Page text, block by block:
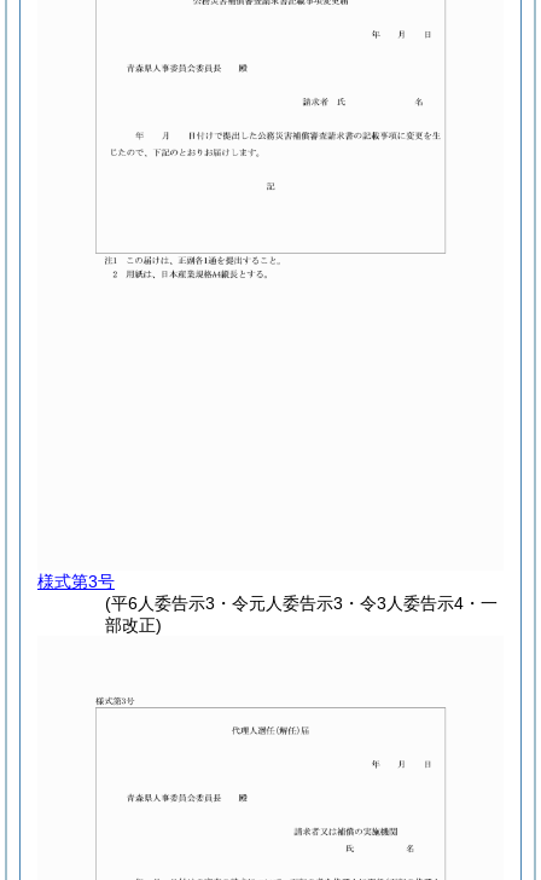
様式第3号
(平6人委告示3・令元人委告示3・令3人委告示4・一
部改正)